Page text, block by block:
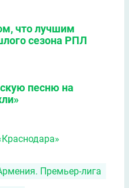
что лучшим
сезона РПЛ
песню на
Премьер-лига